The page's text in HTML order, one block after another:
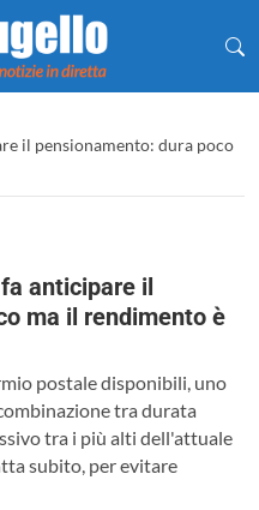
il pensionamento: dura poco
anticipare il
ma il rendimento è
postale disponibili, uno
tra durata
tra i più alti dell'attuale
subito, per evitare